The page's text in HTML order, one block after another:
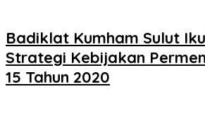
Badiklat Kumham Sulut
Strategi Kebijakan
15 Tahun 2020